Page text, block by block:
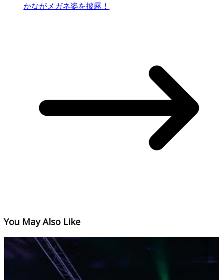
かながメガネ姿を披露！
You May Also Like